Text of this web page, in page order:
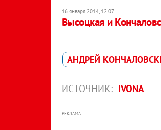
16 января 2014, 12:07
Высоцкая и
АНДРЕЙ
ИСТОЧНИК: IVONA
РЕКЛАМА